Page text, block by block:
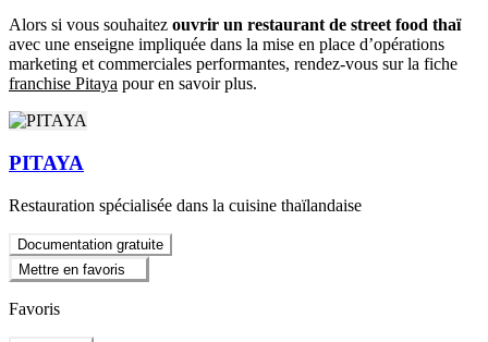
Alors si vous souhaitez ouvrir un restaurant de street food thaï
avec une enseigne impliquée dans la mise en place d’opérations
marketing et commerciales performantes, rendez-vous sur la fiche
franchise Pitaya pour en savoir plus.
PITAYA
Restauration spécialisée dans la cuisine thaïlandaise
Documentation gratuite
Mettre en favoris
Favoris